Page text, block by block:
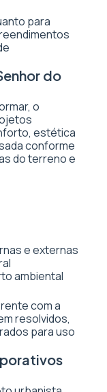
para
do
o
estética
conforme
do terreno e
e externas
ambiental
com a
resolvidos,
para uso